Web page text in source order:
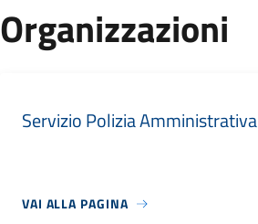
Organizzazioni
Servizio Polizia Amministrativa
VAI ALLA PAGINA